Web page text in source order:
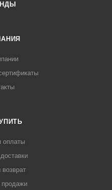
оплаты
продажи